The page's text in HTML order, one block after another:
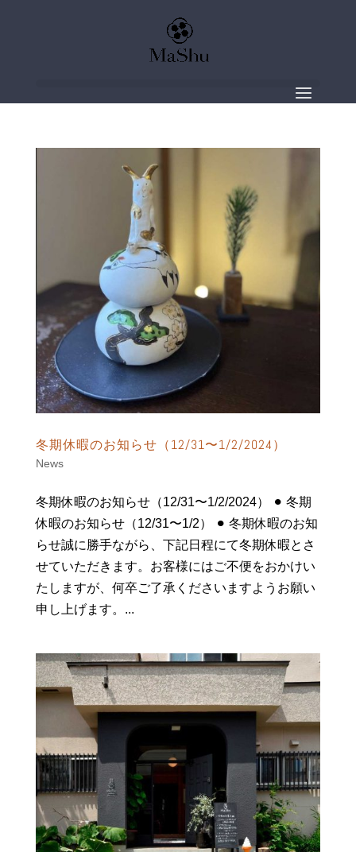
冬期休暇のお知らせ（12/31〜1/2/2024）
News
冬期休暇のお知らせ（12/31〜1/2/2024） ⚫︎ 冬期
休暇のお知らせ（12/31〜1/2） ⚫︎ 冬期休暇のお知
らせ誠に勝手ながら、下記日程にて冬期休暇とさ
せていただきます。お客様にはご不便をおかけい
たしますが、何卒ご了承くださいますようお願い
申し上げます。...